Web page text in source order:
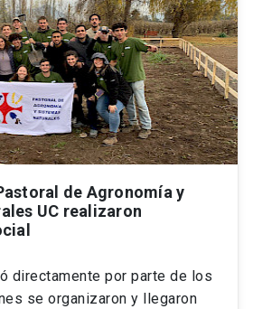
de Agronomía y
UC realizaron
directamente por parte de los
se organizaron y llegaron